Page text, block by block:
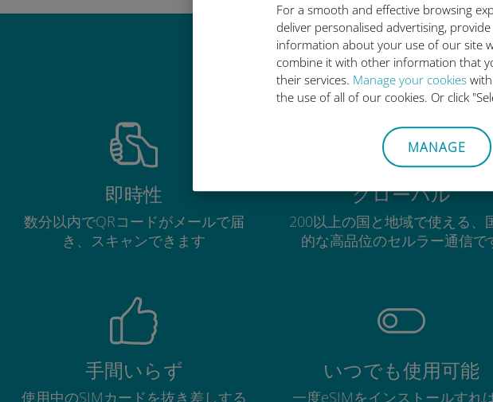
For a smooth and effective browsing
deliver personalised advertising,
information about your use of our site
combine it with other information that
their services. Manage your cookies
the use of all of our cookies. Or click
MANAGE
Ubigi
即時性
数分以内でQRコードがメールで届
き、スキャンできます
グローバル
200以上の国と地域で使える、
的な高品位のセルラー通信で
手間いらず
使用中のSIMカードを抜き差しする
いつでも使用可能
一度eSIMをインストールすれば